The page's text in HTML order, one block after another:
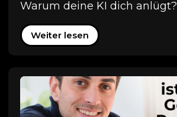
Warum deine KI dich anlügt?
Weiter lesen